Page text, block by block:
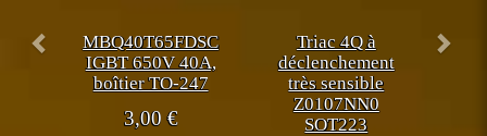
MBQ40T65FDSC
IGBT 650V 40A,
boîtier TO-247
3,00€
Triac 4Q à
déclenchement
très sensible
Z0107NN0
SOT223